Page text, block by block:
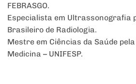
FEBRASGO.
Especialista em Ultrassonografia
Brasileiro de Radiologia.
Mestre em Ciências da Saúde
Medicina – UNIFESP.